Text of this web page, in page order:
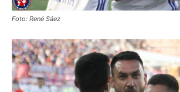
Foto: René Sáez